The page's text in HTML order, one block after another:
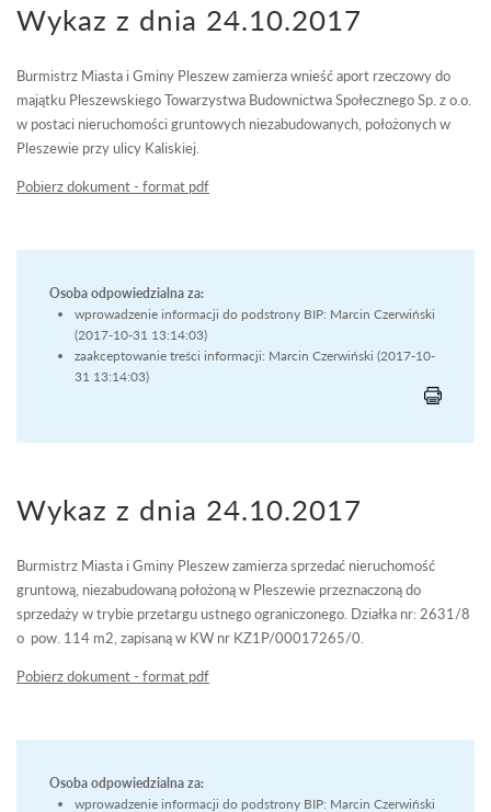
Wykaz z dnia 24.10.2017
Burmistrz Miasta i Gminy Pleszew zamierza wnieść aport rzeczowy do
majątku Pleszewskiego Towarzystwa Budownictwa Społecznego Sp. z o.o.
w postaci nieruchomości gruntowych niezabudowanych, położonych w
Pleszewie przy ulicy Kaliskiej.
Pobierz dokument - format pdf
Osoba odpowiedzialna za:
wprowadzenie informacji do podstrony BIP: Marcin Czerwiński
(2017-10-31 13:14:03)
zaakceptowanie treści informacji: Marcin Czerwiński (2017-10-
31 13:14:03)
Wykaz z dnia 24.10.2017
Burmistrz Miasta i Gminy Pleszew zamierza sprzedać nieruchomość
gruntową, niezabudowaną położoną w Pleszewie przeznaczoną do
sprzedaży w trybie przetargu ustnego ograniczonego. Działka nr: 2631/8
o pow. 114 m2, zapisaną w KW nr KZ1P/00017265/0.
Pobierz dokument - format pdf
Osoba odpowiedzialna za:
wprowadzenie informacji do podstrony BIP: Marcin Czerwiński